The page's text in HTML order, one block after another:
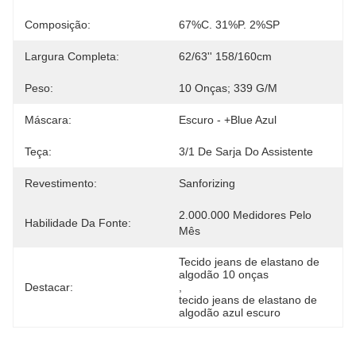
Composição: 67%C. 31%P. 2%SP
Largura Completa: 62/63'' 158/160cm
Peso: 10 Onças; 339 G/M
Máscara: Escuro - +blue Azul
Teça: 3/1 De Sarja Do Assistente
Revestimento: Sanforizing
Habilidade Da Fonte:
2.000.000 Medidores Pelo
Mês
Destacar:
Tecido jeans de elastano de
algodão 10 onças
tecido jeans de elastano de
algodão azul escuro